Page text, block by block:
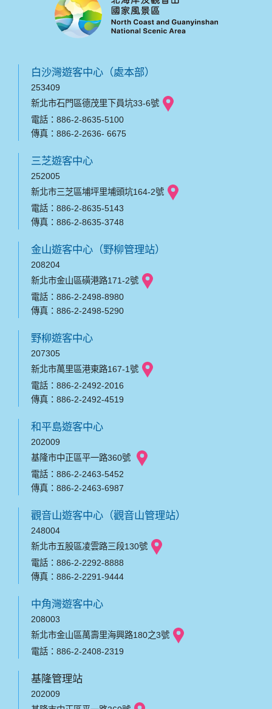
白沙灣遊客中心（處本部）
253409
新北市石門區德茂里下員坑33-6號
電話：886-2-8635-5100
傳真：886-2-2636- 6675
三芝遊客中心
252005
新北市三芝區埔坪里埔頭坑164-2號
電話：886-2-8635-5143
傳真：886-2-8635-3748
金山遊客中心（野柳管理站）
208204
新北市金山區磺港路171-2號
電話：886-2-2498-8980
傳真：886-2-2498-5290
野柳遊客中心
207305
新北市萬里區港東路167-1號
電話：886-2-2492-2016
傳真：886-2-2492-4519
和平島遊客中心
202009
基隆市中正區平一路360號
電話：886-2-2463-5452
傳真：886-2-2463-6987
觀音山遊客中心（觀音山管理站）
248004
新北市五股區凌雲路三段130號
電話：886-2-2292-8888
傳真：886-2-2291-9444
中角灣遊客中心
208003
新北市金山區萬壽里海興路180之3號
電話：886-2-2408-2319
基隆管理站
202009